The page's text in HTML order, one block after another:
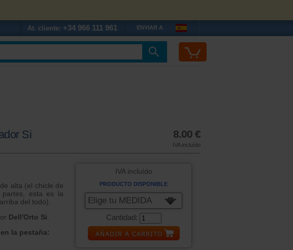
At. cliente: +34 966 111 961 ENVIAR A
Si 8.00 €
IVA incluído
IVA incluído
PRODUCTO DISPONIBLE
Elige tu MEDIDA
Cantidad:
alta (el chicle de
esta es la
del todo).
Dell'Orto Si
la pestaña: